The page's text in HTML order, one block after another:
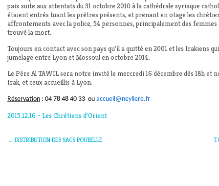
paix suite aux attentats du 31 octobre 2010 à la cathédrale syriaque
étaient entrés tuant les prêtres présents, et prenant en otage les
affrontements avec la police, 54 personnes, principalement des
trouvé la mort.
Toujours en contact avec son pays qu’il a quitté en 2001 et les Irakiens
jumelage entre Lyon et Mossoul en octobre 2014.
Le Père Al TAWIL sera notre invité le mercredi 16 décembre dès 18h et
Irak, et ceux accueillis à Lyon.
Réservation : 04 78 48 40 33 ou accueil@neyliere.fr
2015.12.16 – Les Chrétiens d’Orient
← DISTRIBUTION DES SACS POUBELLE